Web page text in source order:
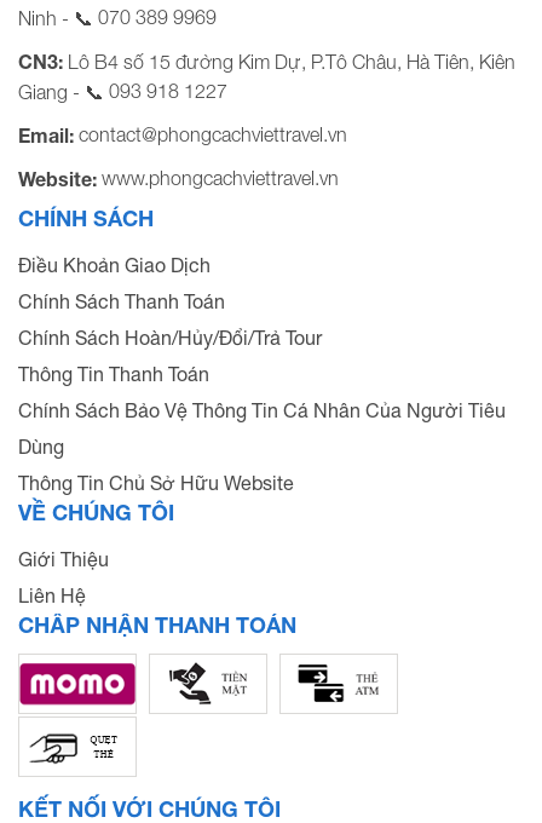
Ninh - 📞 070 389 9969
CN3: Lô B4 số 15 đường Kim Dự, P.Tô Châu, Hà Tiên, Kiên
Giang - 📞 093 918 1227
Email: contact@phongcachviettravel.vn
Website: www.phongcachviettravel.vn
CHÍNH SÁCH
Điều Khoản Giao Dịch
Chính Sách Thanh Toán
Chính Sách Hoàn/Hủy/Đổi/Trả Tour
Thông Tin Thanh Toán
Chính Sách Bảo Vệ Thông Tin Cá Nhân Của Người Tiêu
Dùng
Thông Tin Chủ Sở Hữu Website
VỀ CHÚNG TÔI
Giới Thiệu
Liên Hệ
CHẤP NHẬN THANH TOÁN
KẾT NỐI VỚI CHÚNG TÔI